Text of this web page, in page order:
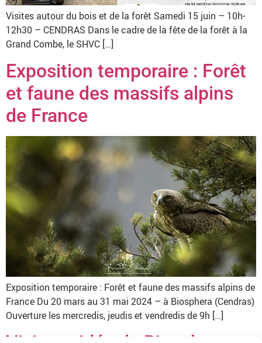
Visites autour du bois et de la forêt Samedi 15 juin – 10h-
12h30 – CENDRAS Dans le cadre de la fête de la forêt à la
Grand Combe, le SHVC […]
Exposition temporaire : Forêt
et faune des massifs alpins
de France
Exposition temporaire : Forêt et faune des massifs alpins de
France Du 20 mars au 31 mai 2024 – à Biosphera (Cendras)
Ouverture les mercredis, jeudis et vendredis de 9h […]